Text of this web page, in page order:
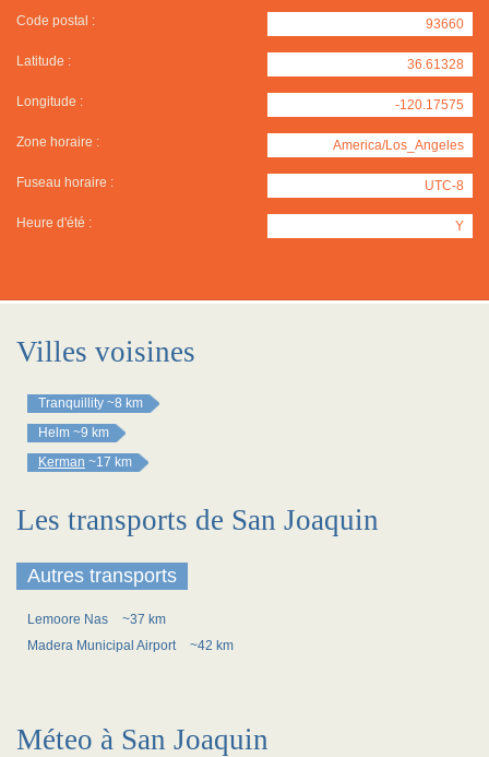
Code postal : 93660
Latitude : 36.61328
Longitude : -120.17575
Zone horaire : America/Los_Angeles
Fuseau horaire : UTC-8
Heure d'été : Y
Villes voisines
Tranquillity ~8 km
Helm ~9 km
Kerman ~17 km
Les transports de San Joaquin
Autres transports
Lemoore Nas
~37 km
Madera Municipal Airport
~42 km
Méteo à San Joaquin